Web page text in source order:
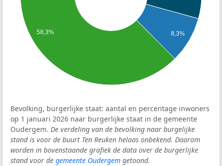
8,3%
58,3%
Bevolking, burgerlijke staat: aantal en percentage inwoners
op 1 januari 2026 naar burgerlijke staat in de gemeente
Oudergem. De verdeling van de bevolking naar burgelijke
stand is voor de buurt Ten Reuken helaas onbekend. Daarom
worden in bovenstaande grafiek de data over de burgerlijke
stand voor de gemeente Oudergem getoond.